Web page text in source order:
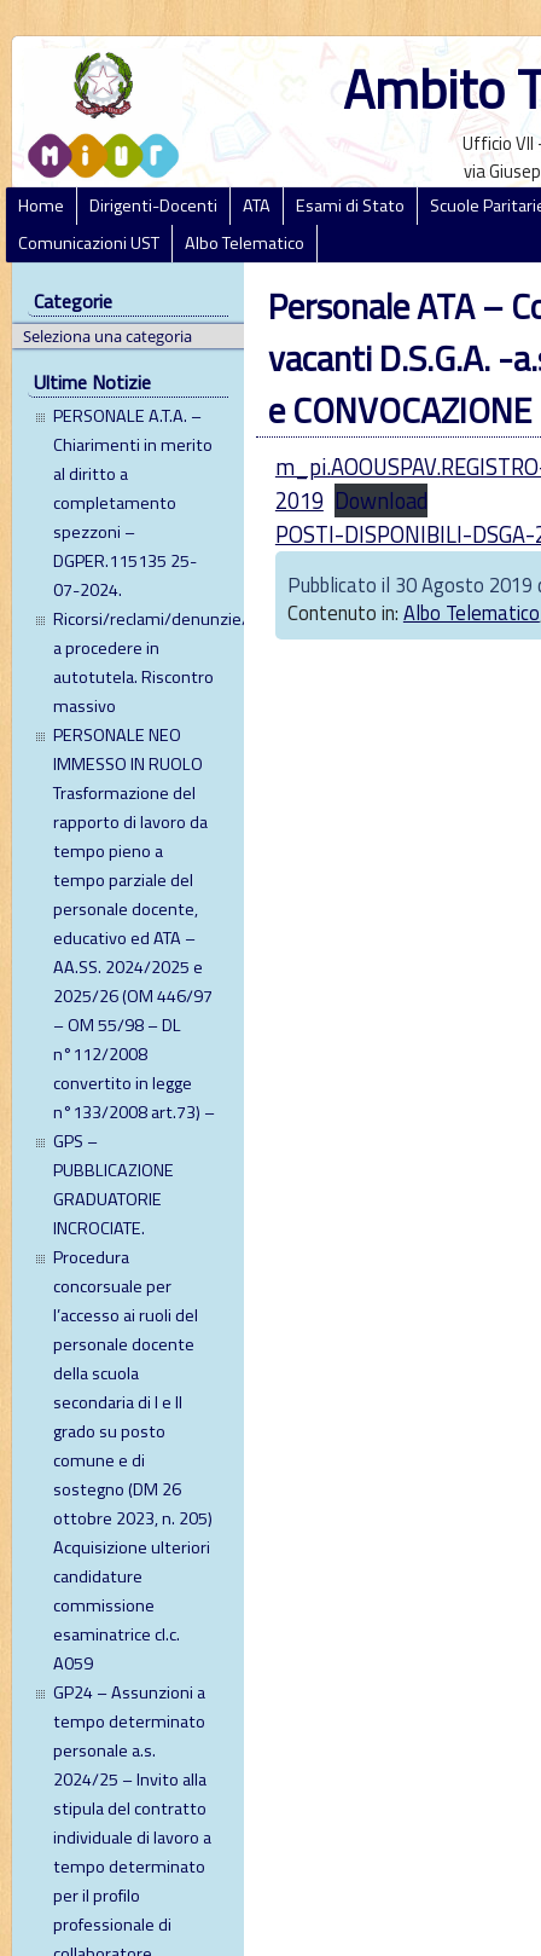
Ambito
Ufficio VII
via
Home Dirigenti-Docenti ATA Esami di Stato
Scuole
Comunicazioni UST
Albo Telematico
Categorie
Ultime Notizie
PERSONALE A.T.A. –
Chiarimenti in merito
al diritto a
completamento
spezzoni –
DGPER.115135 25-
07-2024.
Ricorsi/reclami/denunzie/diffide
a procedere in
autotutela. Riscontro
massivo
PERSONALE NEO
IMMESSO IN RUOLO
Trasformazione del
rapporto di lavoro da
tempo pieno a
tempo parziale del
personale docente,
educativo ed ATA –
AA.SS. 2024/2025 e
2025/26 (OM 446/97
– OM 55/98 – DL
n°112/2008
convertito in legge
n°133/2008 art.73) –
GPS –
PUBBLICAZIONE
GRADUATORIE
INCROCIATE.
Procedura
concorsuale per
l’accesso ai ruoli del
personale docente
della scuola
secondaria di I e II
grado su posto
comune e di
sostegno (DM 26
ottobre 2023, n. 205)
Acquisizione ulteriori
candidature
commissione
esaminatrice cl.c.
A059
GP24 – Assunzioni a
tempo determinato
personale a.s.
2024/25 – Invito alla
stipula del contratto
individuale di lavoro a
tempo determinato
per il profilo
professionale di
Personale ATA –
vacanti D.S.G.A. -
e CONVOCAZIONE
2019 Download
POSTI-DISPONIBILI-
Pubblicato il 30 Agosto 2019
Contenuto in: Albo Telematico